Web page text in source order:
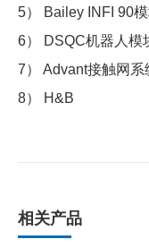
5） Bailey INFI 90
6） DSQC机器人模
7） Advant接触网系
8） H&B
相关产品